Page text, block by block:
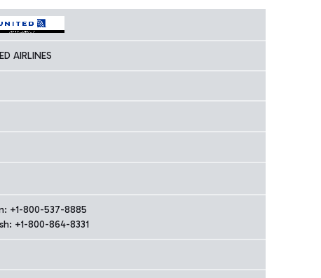
AIRLINES
+1-800-537-8885
+1-800-864-8331